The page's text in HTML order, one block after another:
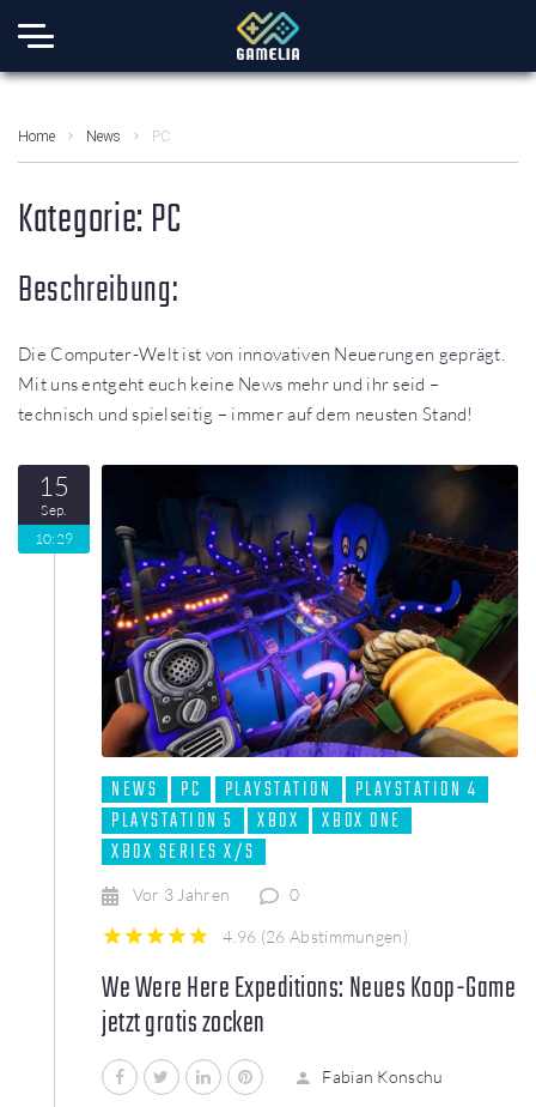
Home News PC
Kategorie:PC
Beschreibung:
Die Computer-Welt ist von innovativen Neuerungen geprägt.
Mit uns entgeht euch keine News mehr und ihr seid –
technisch und spielseitig – immer auf dem neusten Stand!
15
Sep.
10:29
NEWS PC PLAYSTATION
PLAYSTATION 4
PLAYSTATION 5
XBOX
XBOX ONE
XBOX SERIES X/S
Vor 3 Jahren 0
4.96 (26 Abstimmungen)
We Were Here Expeditions: Neues Koop-Game
jetzt gratis zocken
FacebookTwitterLinkedIn
Fabian Konschu